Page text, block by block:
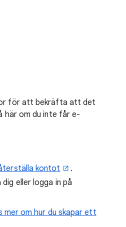
för att bekräfta att det
här om du inte får e-
kontot
.
eller logga in på
mer om hur du skapar ett